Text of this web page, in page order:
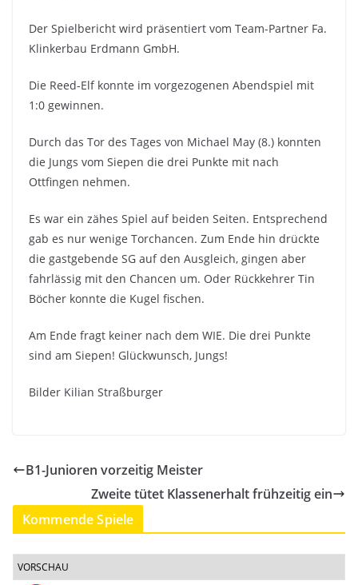
Der Spielbericht wird präsentiert vom Team-Partner Fa.
Klinkerbau Erdmann GmbH.
Die Reed-Elf konnte im vorgezogenen Abendspiel mit
1:0 gewinnen.
Durch das Tor des Tages von Michael May (8.) konnten
die Jungs vom Siepen die drei Punkte mit nach
Ottfingen nehmen.
Es war ein zähes Spiel auf beiden Seiten. Entsprechend
gab es nur wenige Torchancen. Zum Ende hin drückte
die gastgebende SG auf den Ausgleich, gingen aber
fahrlässig mit den Chancen um. Oder Rückkehrer Tin
Böcher konnte die Kugel fischen.
Am Ende fragt keiner nach dem WIE. Die drei Punkte
sind am Siepen! Glückwunsch, Jungs!
Bilder Kilian Straßburger
B1-Junioren vorzeitig Meister
Zweite tütet Klassenerhalt frühzeitig ein
Kommende Spiele
VORSCHAU